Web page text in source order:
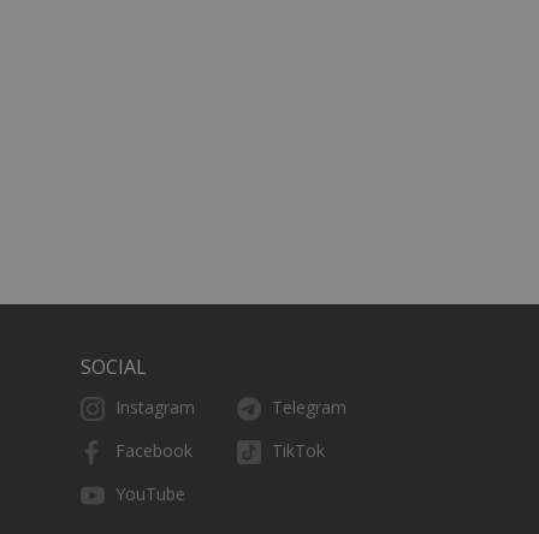
SOCIAL
Instagram
Facebook
YouTube
Telegram
TikTok
dell’esperienza
le
web per
essere